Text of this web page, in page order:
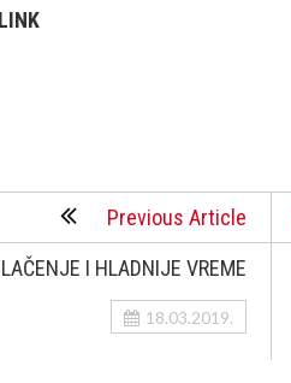
Previous Article
I HLADNIJE VREME
18.03.2019.